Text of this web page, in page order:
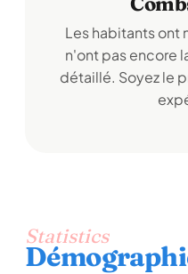
Les habitants ont
n'ont pas encore
détaillé. Soyez le
Statistics